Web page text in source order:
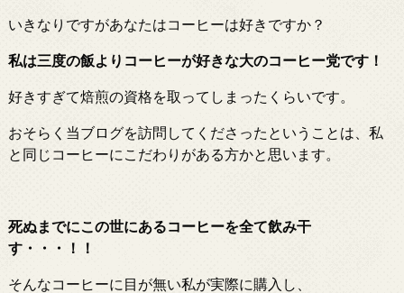
いきなりですがあなたはコーヒーは好きですか？
私は三度の飯よりコーヒーが好きな大のコーヒー党です！
好きすぎて焙煎の資格を取ってしまったくらいです。
おそらく当ブログを訪問してくださったということは、私
と同じコーヒーにこだわりがある方かと思います。
死ぬまでにこの世にあるコーヒーを全て飲み干
す・・・！！
そんなコーヒーに目が無い私が実際に購入し、